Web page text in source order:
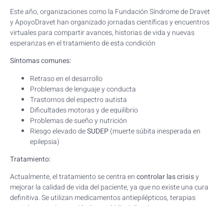
Este año, organizaciones como la Fundación Síndrome de Dravet
y ApoyoDravet han organizado jornadas científicas y encuentros
virtuales para compartir avances, historias de vida y nuevas
esperanzas en el tratamiento de esta condición
Síntomas comunes:
Retraso en el desarrollo
Problemas de lenguaje y conducta
Trastornos del espectro autista
Dificultades motoras y de equilibrio
Problemas de sueño y nutrición
Riesgo elevado deSUDEP(muerte súbita inesperada en
epilepsia)
Tratamiento:
Actualmente, el tratamiento se centra encontrolar las crisisy
mejorar la calidad de vida del paciente, ya que no existe una cura
definitiva. Se utilizan medicamentos antiepilépticos, terapias